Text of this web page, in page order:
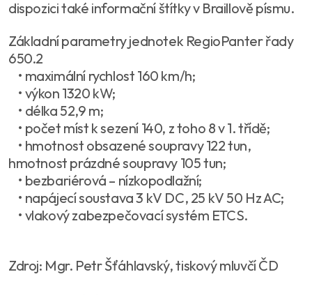
dispozici také informační štítky v Braillově písmu.
Základní parametry jednotek RegioPanter řady
650.2
• maximální rychlost 160 km/h;
• výkon 1320 kW;
• délka 52,9 m;
• počet míst k sezení 140, z toho 8 v 1. třídě;
• hmotnost obsazené soupravy 122 tun,
hmotnost prázdné soupravy 105 tun;
• bezbariérová – nízkopodlažní;
• napájecí soustava 3 kV DC, 25 kV 50 Hz AC;
• vlakový zabezpečovací systém ETCS.
Zdroj: Mgr. Petr Šťáhlavský, tiskový mluvčí ČD